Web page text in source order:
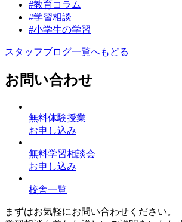
#教育コラム
#学習相談
#小学生の学習
スタッフブログ一覧へもどる
お問い合わせ
無料体験授業
お申し込み
無料学習相談会
お申し込み
校舎一覧
まずはお気軽にお問い合わせください。